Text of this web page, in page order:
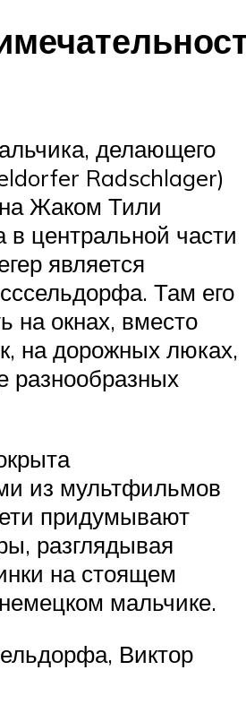
делающего
Radschlager)
Жаком Тили
в центральной части
является
Там его
на окнах, вместо
на дорожных люках,
разнообразных
из мультфильмов
придумывают
разглядывая
на стоящем
мальчике.
Виктор